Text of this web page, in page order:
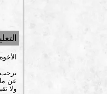
نرحب
عن
ولا